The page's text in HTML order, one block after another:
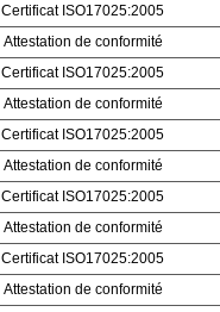
Certificat ISO17025:2005
Attestation de conformité
Certificat ISO17025:2005
Attestation de conformité
Certificat ISO17025:2005
Attestation de conformité
Certificat ISO17025:2005
Attestation de conformité
Certificat ISO17025:2005
Attestation de conformité